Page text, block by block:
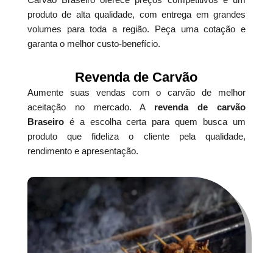
produto de alta qualidade, com entrega em grandes
volumes para toda a região. Peça uma cotação e
garanta o melhor custo-benefício.
Revenda de Carvão
Aumente suas vendas com o carvão de melhor
aceitação no mercado. A revenda de carvão
Braseiroé a escolha certa para quem busca um
produto que fideliza o cliente pela qualidade,
rendimento e apresentação.